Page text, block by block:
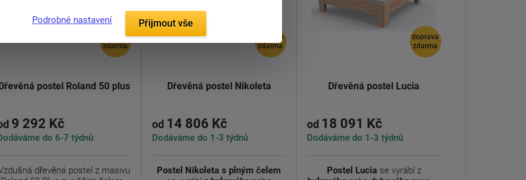
doprava
zdarma
postel Roland 50 plus
9 292 Kč
do 6-7 týdnů
dřevěná postel z masivu
doprava
zdarma
Dřevěná postel Nikoleta
od 14 806 Kč
Dodáváme do 1-3 týdnů
Postel Nikoleta s plným čelem
doprava
zdarma
Dřevěná postel Lucia
od 18 091 Kč
Dodáváme do 1-3 týdnů
Postel Lucia se vyrábí z
Podrobné nastavení Přijmout vše